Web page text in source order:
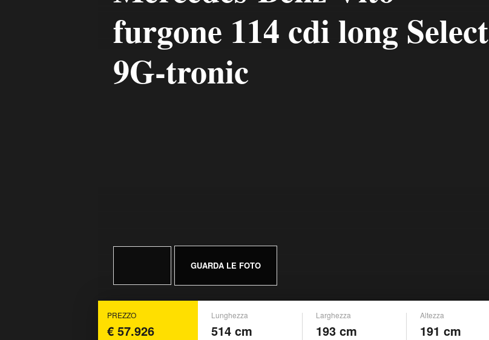
furgone 114 cdi long Select
9G-tronic
GUARDA LE FOTO
PREZZO
€ 57.926
Lunghezza
514 cm
Larghezza
193 cm
Altezza
191 cm